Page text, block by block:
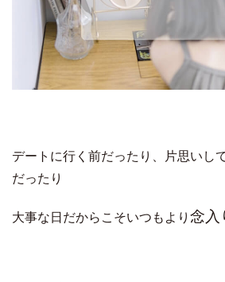
デートに行く前だったり、片思いし
だったり
大事な日だからこそいつもより 念入